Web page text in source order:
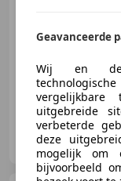
Kaeve Cars
NL-5405 AA UDEN
Geavanceerde
Wij en
uitgebreide
verbeterde
deze
mogelijk om
bijvoorbeeld